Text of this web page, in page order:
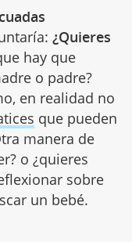
¿Quieres
hay que
o padre?
en realidad no
que pueden
manera de
o ¿quieres
sobre
un bebé.